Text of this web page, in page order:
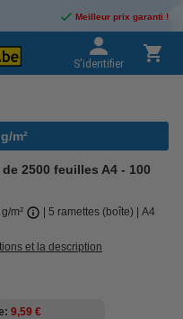
Meilleur prix garanti !
S'identifier
m²
2500 feuilles A4 - 100
m² 5 ramettes (boîte) A4
et la description
9,59 €